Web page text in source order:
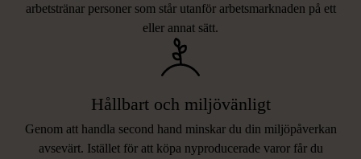
arbetstränar personer som står utanför arbetsmarknaden på ett
eller annat sätt.
Hållbart och miljövänligt
Genom att handla second hand minskar du din miljöpåverkan
avsevärt. Istället för att köpa nyproducerade varor får du